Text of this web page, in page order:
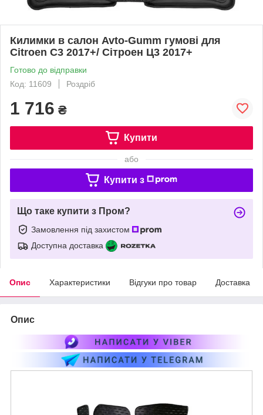
Килимки в салон Avto-Gumm гумові для
Citroen C3 2017+/ Сітроен Ц3 2017+
Готово до відправки
Код: 11609
Роздріб
1 716 ₴
Купити
або
Купити з
Що таке купити з Пром?
Замовлення під захистом
Доступна доставка
Опис Характеристики Відгуки про товар Доставка
Опис